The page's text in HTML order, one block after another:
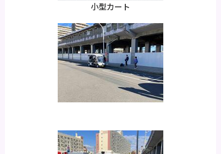
小型カート